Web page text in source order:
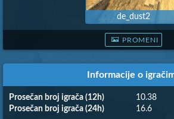
de_dust2
PROMENI
Informacije o
Prosečan broj igrača (12h)
10.38
Prosečan broj igrača (24h)
16.6